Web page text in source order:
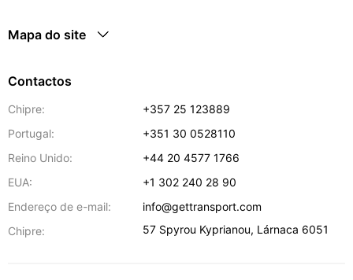
Mapa do site
Contactos
Chipre:
+357 25 123889
Portugal:
+351 30 0528110
Reino Unido:
+44 20 4577 1766
EUA:
+1 302 240 28 90
Endereço de e-mail:
info@gettransport.com
Chipre:
57 Spyrou Kyprianou, Lárnaca 6051